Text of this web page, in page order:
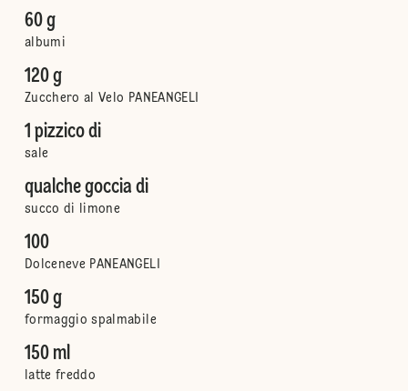
60 g
albumi
120 g
Zucchero al Velo PANEANGELI
1 pizzico di
sale
qualche goccia di
succo di limone
100
Dolceneve PANEANGELI
150 g
formaggio spalmabile
150 ml
latte freddo